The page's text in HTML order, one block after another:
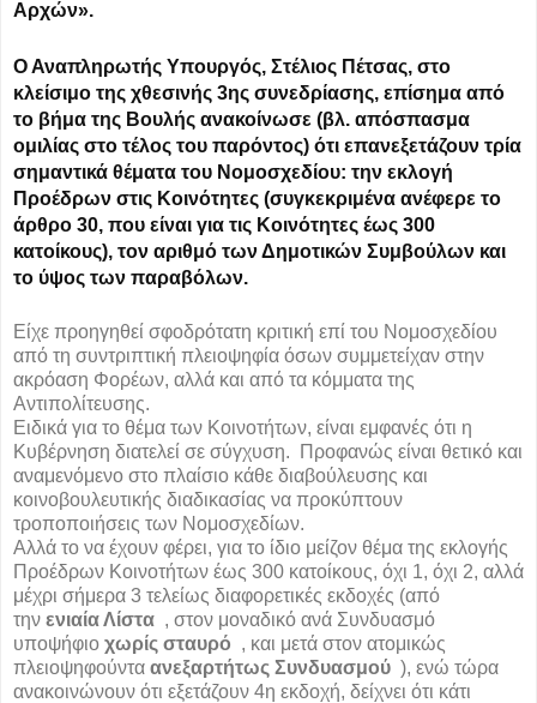
Αρχών».
Ο Αναπληρωτής Υπουργός, Στέλιος Πέτσας, στο
κλείσιμο της χθεσινής 3ης συνεδρίασης, επίσημα από
το βήμα της Βουλής ανακοίνωσε (βλ. απόσπασμα
ομιλίας στο τέλος του παρόντος) ότι επανεξετάζουν τρία
σημαντικά θέματα του Νομοσχεδίου: την εκλογή
Προέδρων στις Κοινότητες (συγκεκριμένα ανέφερε το
άρθρο 30, που είναι για τις Κοινότητες έως 300
κατοίκους), τον αριθμό των Δημοτικών Συμβούλων και
το ύψος των παραβόλων.
Είχε προηγηθεί σφοδρότατη κριτική επί του Νομοσχεδίου
από τη συντριπτική πλειοψηφία όσων συμμετείχαν στην
ακρόαση Φορέων, αλλά και από τα κόμματα της
Αντιπολίτευσης.
Ειδικά για το θέμα των Κοινοτήτων, είναι εμφανές ότι η
Κυβέρνηση διατελεί σε σύγχυση. Προφανώς είναι θετικό και
αναμενόμενο στο πλαίσιο κάθε διαβούλευσης και
κοινοβουλευτικής διαδικασίας να προκύπτουν
τροποποιήσεις των Νομοσχεδίων.
Αλλά το να έχουν φέρει, για το ίδιο μείζον θέμα της εκλογής
Προέδρων Κοινοτήτων έως 300 κατοίκους, όχι 1, όχι 2, αλλά
μέχρι σήμερα 3 τελείως διαφορετικές εκδοχές (από
την ενιαία Λίστα , στον μοναδικό ανά Συνδυασμό
υποψήφιο χωρίς σταυρό , και μετά στον ατομικώς
πλειοψηφούντα ανεξαρτήτως Συνδυασμού ), ενώ τώρα
ανακοινώνουν ότι εξετάζουν 4η εκδοχή, δείχνει ότι κάτι